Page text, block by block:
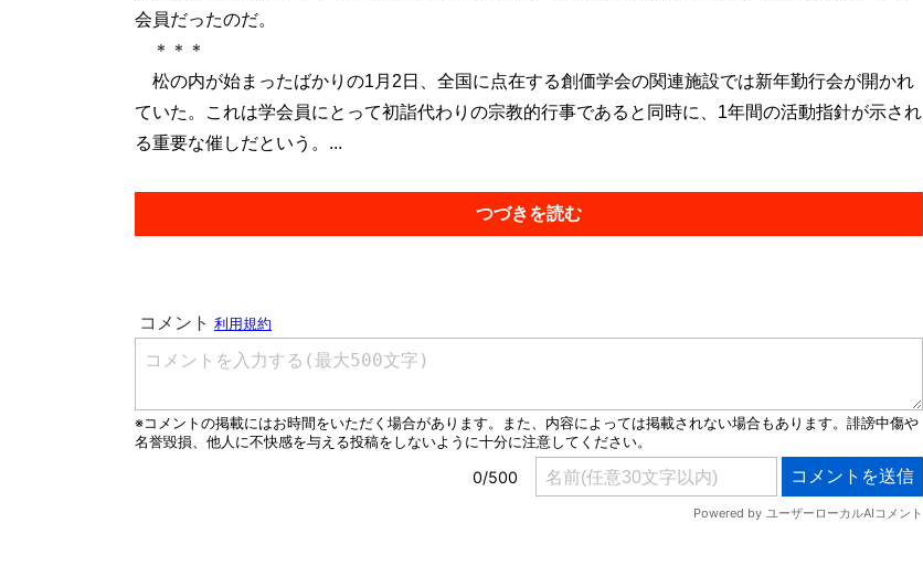
会員だったのだ。
＊＊＊
松の内が始まったばかりの1月2日、全国に点在する創価学会の関連施設では新年勤行会が開かれ
ていた。これは学会員にとって初詣代わりの宗教的行事であると同時に、1年間の活動指針が示され
る重要な催しだという。...
つづきを読む